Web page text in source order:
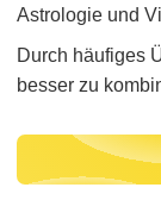
Astrologie und
Durch häufiges
besser zu